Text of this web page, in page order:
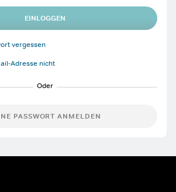
EINLOGGEN
vergessen
Adresse nicht
PASSWORT ANMELDEN